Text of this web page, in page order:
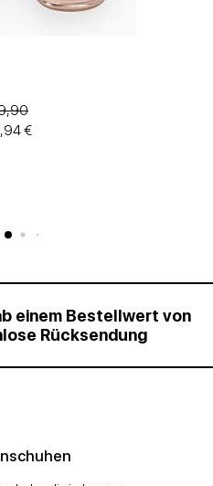
€
einem Bestellwert von
Rücksendung